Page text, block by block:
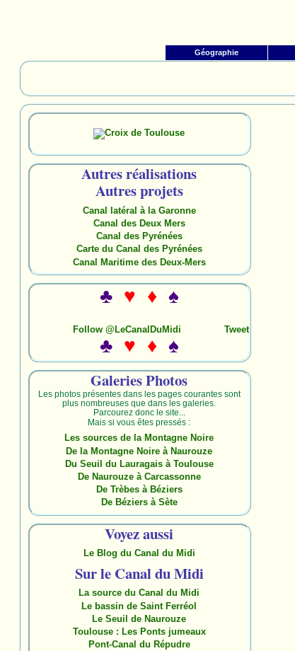
Géographie
Autres réalisations
Autres projets
Canal latéral à la Garonne
Canal des Deux Mers
Canal des Pyrénées
Carte du Canal des Pyrénées
Canal Maritime des Deux-Mers
♣ ♥ ♦♠
Tweet
Follow @LeCanalDuMidi
♣ ♥ ♦♠
Galeries Photos
Les photos présentes dans les pages courantes sont
plus nombreuses que dans les galeries.
Parcourez donc le site...
Mais si vous êtes pressés :
Les sources de la Montagne Noire
De la Montagne Noire à Naurouze
Du Seuil du Lauragais à Toulouse
De Naurouze à Carcassonne
De Trèbes à Béziers
De Béziers à Sète
Voyez aussi
Le Blog du Canal du Midi
Sur le Canal du Midi
La source du Canal du Midi
Le bassin de Saint Ferréol
Le Seuil de Naurouze
Toulouse : Les Ponts jumeaux
Pont-Canal du Répudre